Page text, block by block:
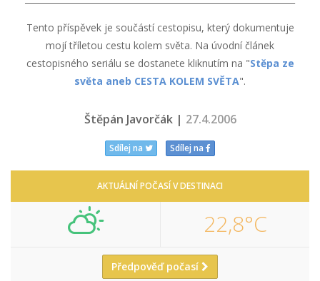
Tento příspěvek je součástí cestopisu, který dokumentuje
mojí tříletou cestu kolem světa. Na úvodní článek
cestopisného seriálu se dostanete kliknutím na "Stěpa ze
světa aneb CESTA KOLEM SVĚTA".
Štěpán Javorčák | 27.4.2006
Sdílej na Sdílej na
AKTUÁLNÍ POČASÍ V DESTINACI
22,8°C
Předpověď počasí